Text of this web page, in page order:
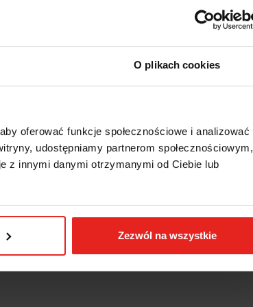
O plikach cookies
oferować funkcje społecznościowe i analizować
udostępniamy partnerom społecznościowym,
z innymi danymi otrzymanymi od Ciebie lub
Zezwól na wszystkie